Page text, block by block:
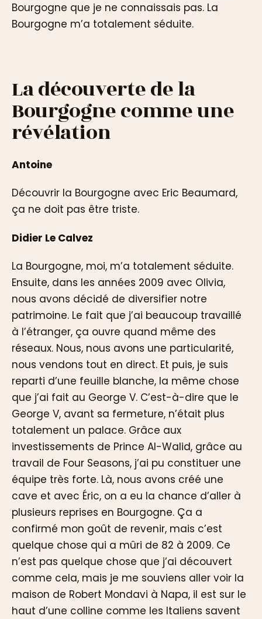
Bourgogne que je ne connaissais pas. La
Bourgogne m’a totalement séduite.
La découverte de la
Bourgogne comme une
révélation
Antoine
Découvrir la Bourgogne avec Eric Beaumard,
ça ne doit pas être triste.
Didier Le Calvez
La Bourgogne, moi, m’a totalement séduite.
Ensuite, dans les années 2009 avec Olivia,
nous avons décidé de diversifier notre
patrimoine. Le fait que j’ai beaucoup travaillé
à l’étranger, ça ouvre quand même des
réseaux. Nous, nous avons une particularité,
nous vendons tout en direct. Et puis, je suis
reparti d’une feuille blanche, la même chose
que j’ai fait au George V. C’est-à-dire que le
George V, avant sa fermeture, n’était plus
totalement un palace. Grâce aux
investissements de Prince Al-Walid, grâce au
travail de Four Seasons, j’ai pu constituer une
équipe très forte. Là, nous avons créé une
cave et avec Éric, on a eu la chance d’aller à
plusieurs reprises en Bourgogne. Ça a
confirmé mon goût de revenir, mais c’est
quelque chose qui a mûri de 82 à 2009. Ce
n’est pas quelque chose que j’ai découvert
comme cela, mais je me souviens aller voir la
maison de Robert Mondavi à Napa, il est sur le
haut d’une colline comme les Italiens savent